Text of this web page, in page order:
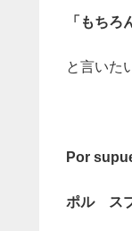
「もちろ
と言いた
Por
ポル ス